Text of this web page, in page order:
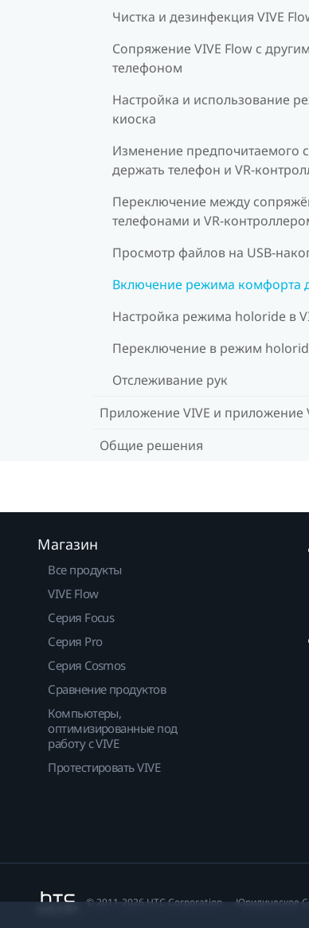
Чистка и дезинфекция VIVE
Сопряжение VIVE Flow с другим
телефоном
Настройка и использование
киоска
Изменение предпочитаемого
держать телефон и VR-
Переключение между
телефонами и VR-
Просмотр файлов на USB-
Включение режима комфорта
Настройка режима holoride в
Переключение в режим
Отслеживание рук
Приложение VIVE и приложение
Общие решения
Магазин
Все продукты
VIVE Flow
Серия Focus
Серия Pro
Серия Cosmos
Сравнение продуктов
Компьютеры,
оптимизированные под
работу с VIVE
Протестировать VIVE
© 2011-2026 HTC Corporation Юридическое